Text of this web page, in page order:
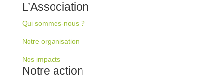
L’Association
Qui sommes-nous ?
Notre organisation
Nos impacts
Notre action